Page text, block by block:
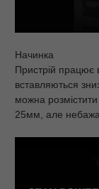
Начинка
Пристрій працює
вставляються
можна
25мм, але